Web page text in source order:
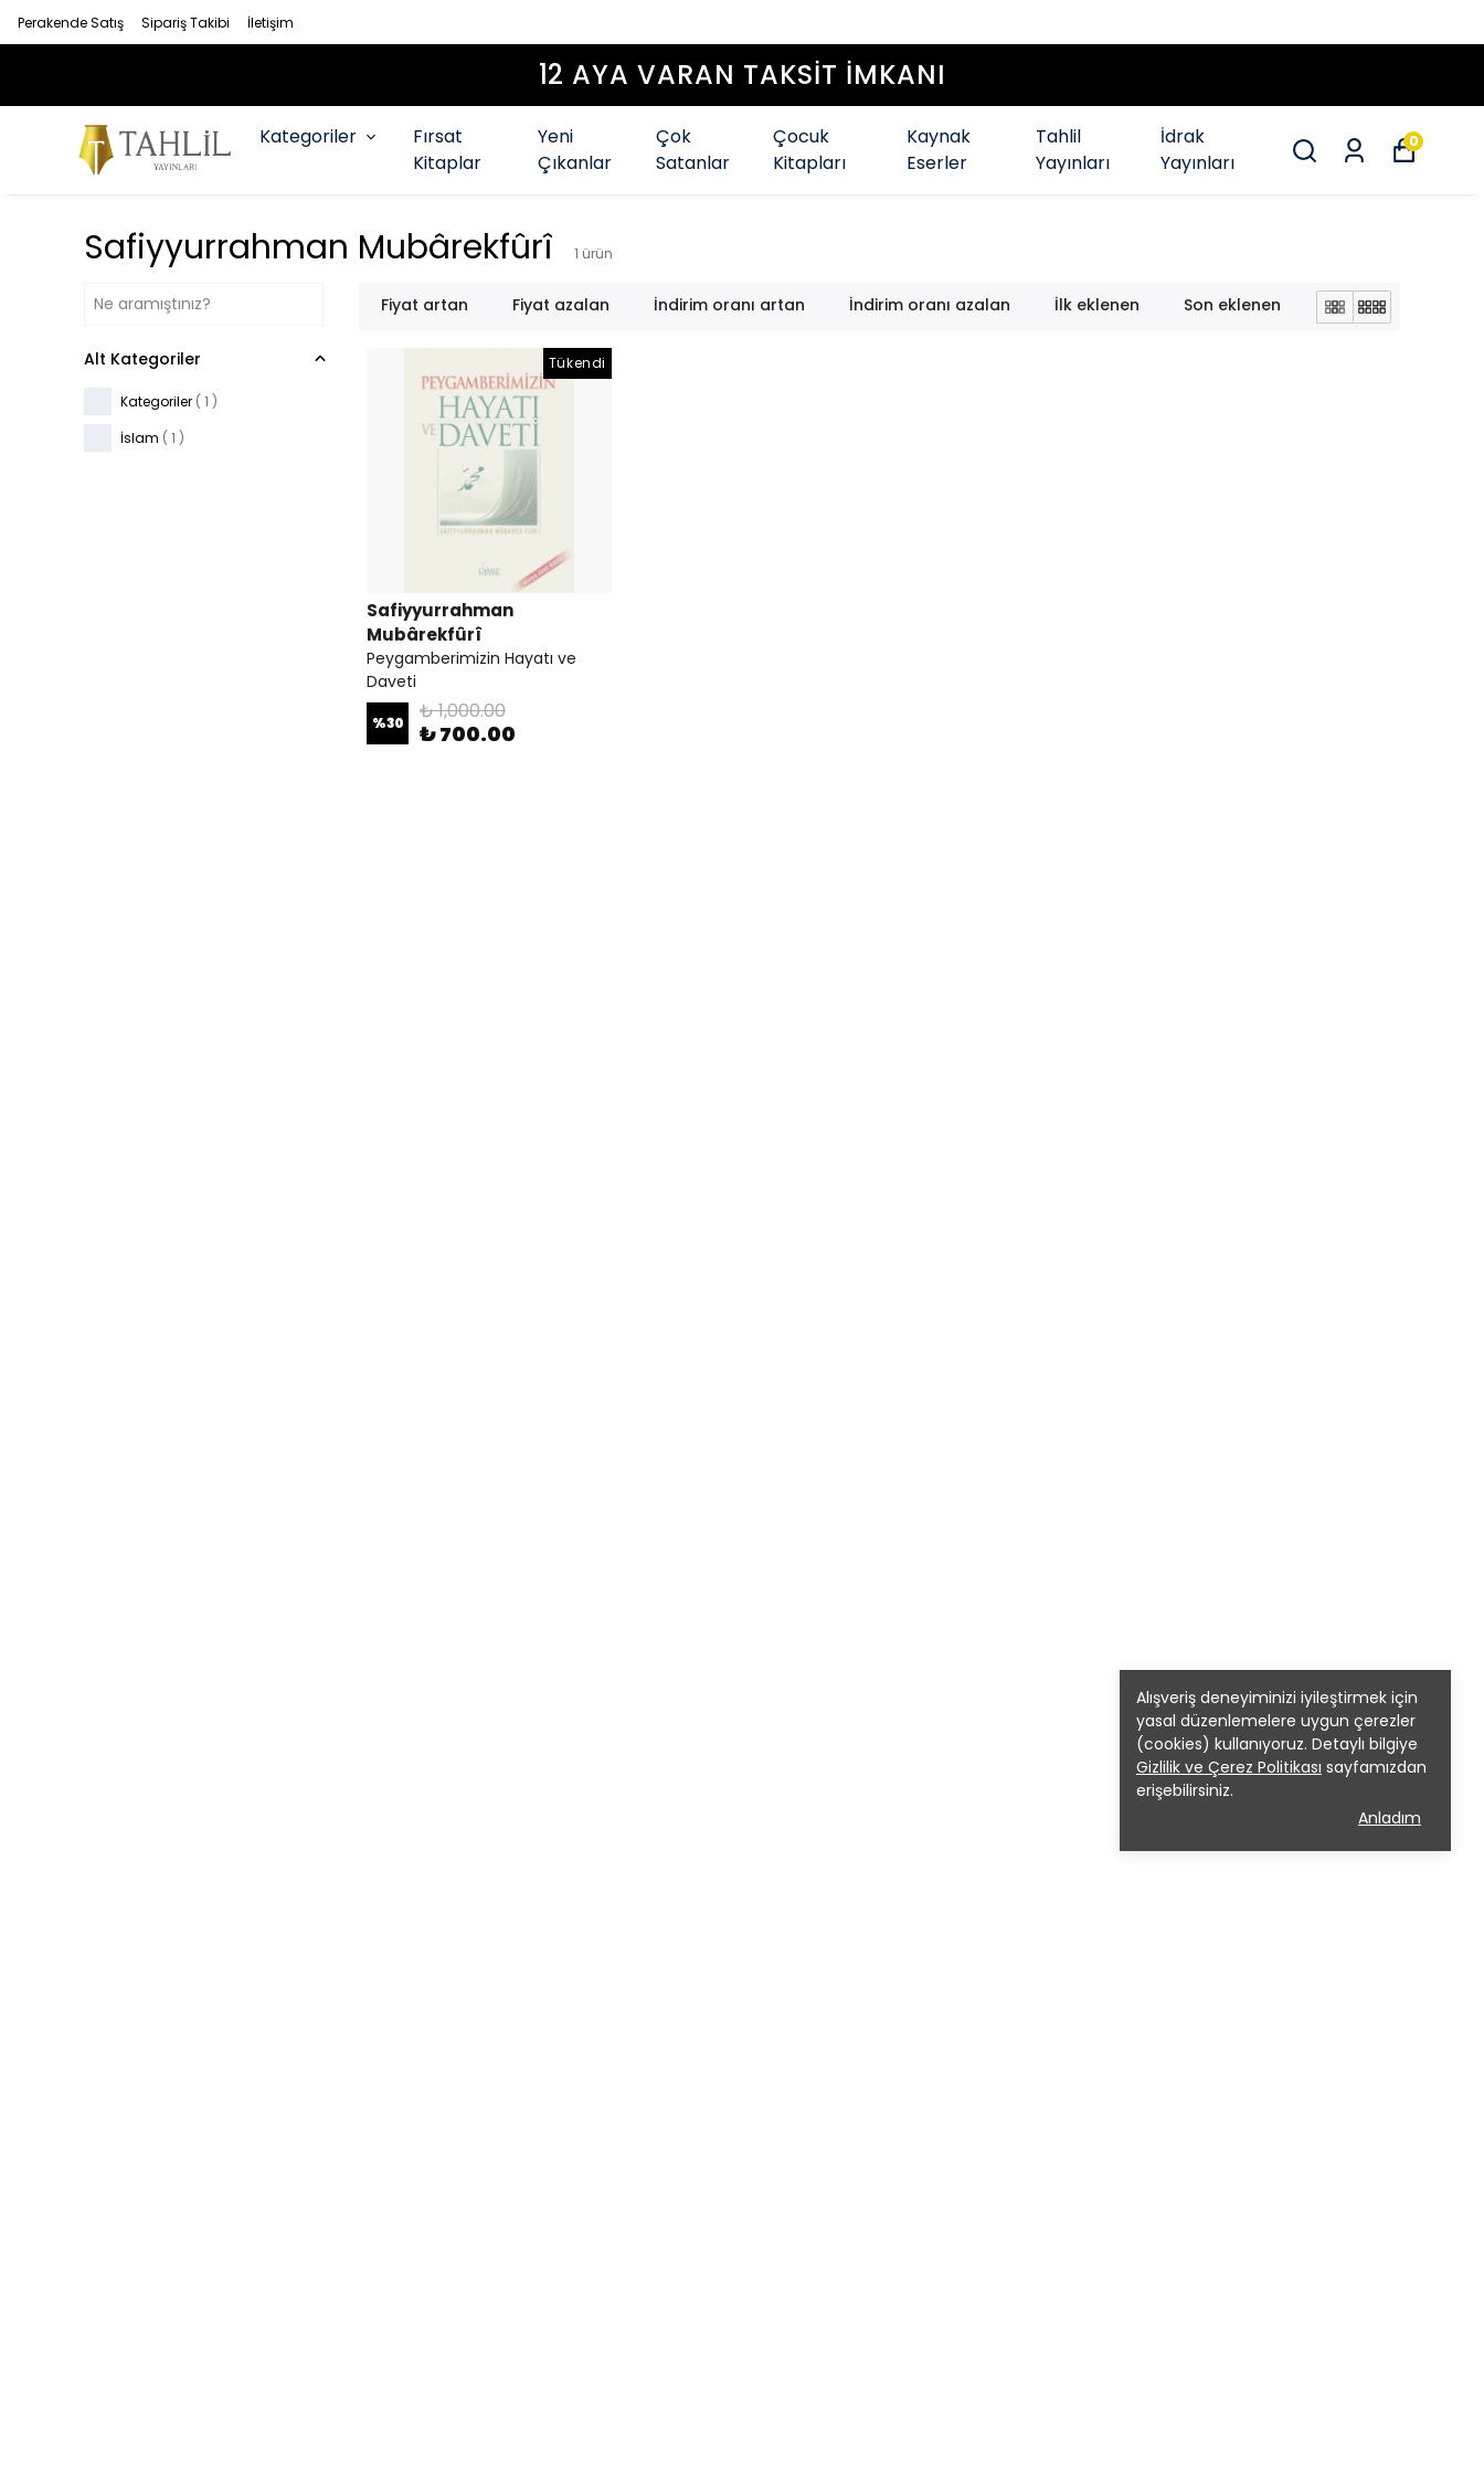
Perakende Satış Sipariş Takibi İletişim
12 AYA VARAN TAKSİT İMKANI
Kategoriler
Fırsat
Kitaplar
Yeni
Çıkanlar
Çok
Satanlar
Çocuk
Kitapları
Kaynak
Eserler
Tahlil
Yayınları
İdrak
Yayınları
0
Alışveriş deneyiminizi iyileştirmek için
yasal düzenlemelere uygun çerezler
(cookies) kullanıyoruz. Detaylı bilgiye
Gizlilik ve Çerez Politikası sayfamızdan
erişebilirsiniz.
Anladım
Safiyyurrahman Mubârekfûrî 1 ürün
Fiyat artan Fiyat azalan İndirim oranı artan İndirim oranı azalan İlk eklenen Son eklenen
Alt Kategoriler
Kategoriler ( 1 )
İslam ( 1 )
Tükendi
Safiyyurrahman
Mubârekfûrî
Peygamberimizin Hayatı ve
Daveti
%30 ₺ 1,000.00
₺ 700.00